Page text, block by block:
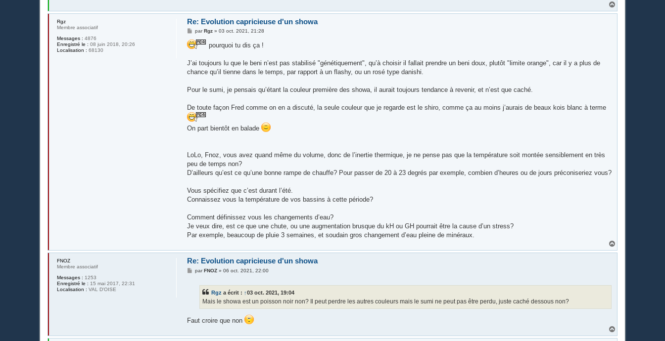
a
Rgz
Membre associatif
Messages : 4876
Enregistré le : 08 juin 2018, 20:26
Localisation : 68130
Re: Evolution capricieuse d'un showa
M
s
s
g
e
parRgz »03 oct. 2021, 21:28
pourquoi tu dis ça !
J’ai toujours lu que le beni n’est pas stabilisé "génétiquement", qu’à choisir il fallait prendre un beni doux, plutôt "limite orange", car il y a plus de
chance qu’il tienne dans le temps, par rapport à un flashy, ou un rosé type danishi.
Pour le sumi, je pensais qu’étant la couleur première des showa, il aurait toujours tendance à revenir, et n’est que caché.
De toute façon Fred comme on en a discuté, la seule couleur que je regarde est le shiro, comme ça au moins j’aurais de beaux kois blanc à terme
On part bientôt en balade
LoLo, Fnoz, vous avez quand même du volume, donc de l’inertie thermique, je ne pense pas que la température soit montée sensiblement en très
peu de temps non?
D’ailleurs qu’est ce qu’une bonne rampe de chauffe? Pour passer de 20 à 23 degrés par exemple, combien d’heures ou de jours préconiseriez vous?
Vous spécifiez que c’est durant l’été.
Connaissez vous la température de vos bassins à cette période?
Comment définissez vous les changements d’eau?
Je veux dire, est ce que une chute, ou une augmentation brusque du kH ou GH pourrait être la cause d’un stress?
Par exemple, beaucoup de pluie 3 semaines, et soudain gros changement d’eau pleine de minéraux.
a
FNOZ
Membre associatif
Messages : 1253
Enregistré le : 15 mai 2017, 22:31
Localisation : VAL D'OISE
Re: Evolution capricieuse d'un showa
MparFNOZ »06 oct. 2021, 22:00
Rgz a écrit : ↑03 oct. 2021, 19:04
Mais le showa est un poisson noir non? Il peut perdre les autres couleurs mais le sumi ne peut pas être perdu, juste caché dessous non?
Faut croire que non
a